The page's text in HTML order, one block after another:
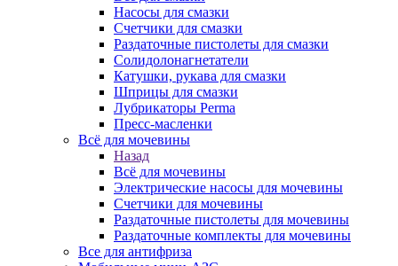
Насосы для смазки
Счетчики для смазки
Раздаточные пистолеты для смазки
Солидолонагнетатели
Катушки, рукава для смазки
Шприцы для смазки
Лубрикаторы Perma
Пресс-масленки
Всё для мочевины
Назад
Всё для мочевины
Электрические насосы для мочевины
Счетчики для мочевины
Раздаточные пистолеты для мочевины
Раздаточные комплекты для мочевины
Все для антифриза